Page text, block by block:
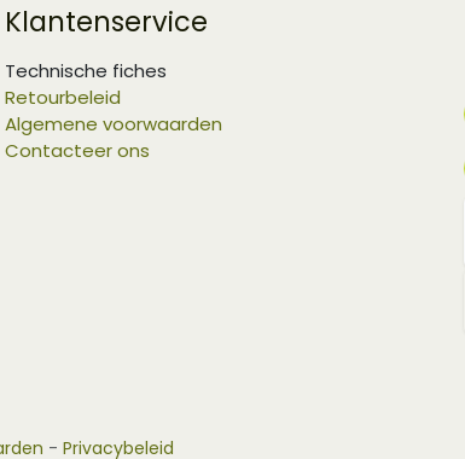
Klantenservice
Technische fiches
Retourbeleid
Algemene voorwaarden
Contacteer ons
- Privacybeleid